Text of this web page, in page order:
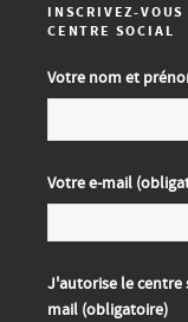
INSCRIVEZ-VOUS
CENTRE SOCIAL
Votre nom et
Votre e-mail
J'autorise le centre
mail (obligatoire)